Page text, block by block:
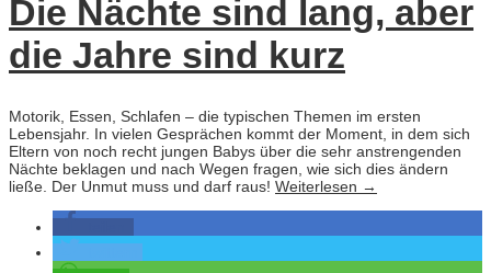
Die Nächte sind lang, aber
die Jahre sind kurz
Motorik, Essen, Schlafen – die typischen Themen im ersten
Lebensjahr. In vielen Gesprächen kommt der Moment, in dem sich
Eltern von noch recht jungen Babys über die sehr anstrengenden
Nächte beklagen und nach Wegen fragen, wie sich dies ändern
ließe. Der Unmut muss und darf raus! Weiterlesen →